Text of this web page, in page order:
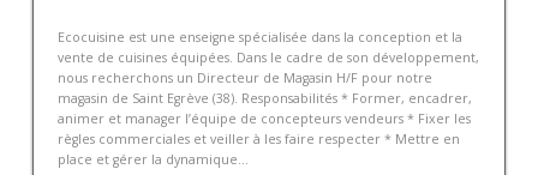
Ecocuisine est une enseigne spécialisée dans la conception et la
vente de cuisines équipées. Dans le cadre de son développement,
nous recherchons un Directeur de Magasin H/F pour notre
magasin de Saint Egrève (38). Responsabilités * Former, encadrer,
animer et manager l’équipe de concepteurs vendeurs * Fixer les
règles commerciales et veiller à les faire respecter * Mettre en
place et gérer la dynamique...